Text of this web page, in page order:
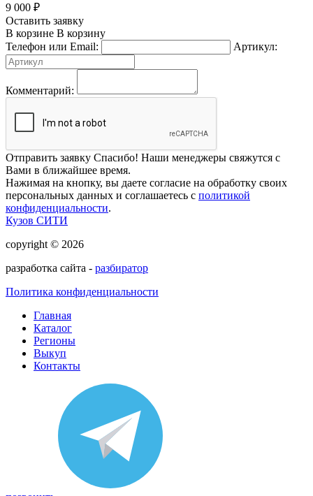
9 000 ₽
Оставить заявку
В корзине В корзину
Телефон или Email:
Артикул:
Комментарий:
Отправить заявку Спасибо! Наши менеджеры свяжутся с
Вами в ближайшее время.
Нажимая на кнопку, вы даете согласие на обработку своих
персональных данных и соглашаетесь с политикой
конфиденциальности.
Кузов СИТИ
copyright © 2026
разработка сайта - разбиратор
Политика конфиденциальности
Главная
Каталог
Регионы
Выкуп
Контакты